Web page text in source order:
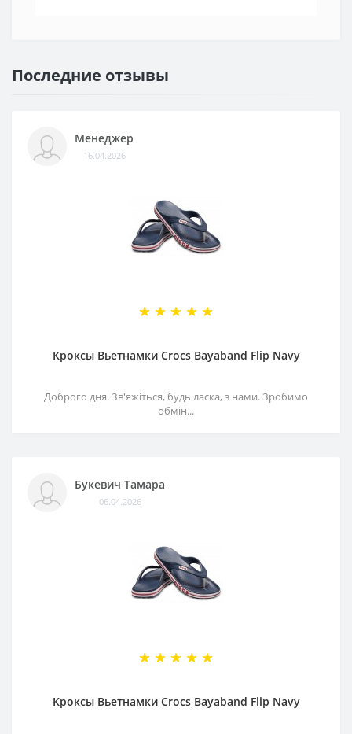
Последние отзывы
Менеджер
16.04.2026
Кроксы Вьетнамки Crocs Bayaband Flip Navy
Доброго дня. Зв'яжіться, будь ласка, з нами. Зробимо
обмін...
Букевич Тамара
06.04.2026
Кроксы Вьетнамки Crocs Bayaband Flip Navy